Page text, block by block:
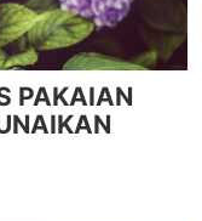
PAKAIAN